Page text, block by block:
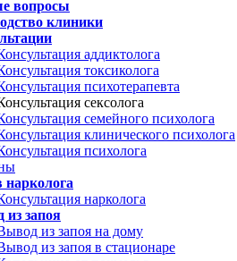
вопросы
клиники
аддиктолога
токсиколога
психотерапевта
сексолога
семейного психолога
клинического психолога
психолога
нарколога
запоя
из запоя на дому
из запоя в стационаре